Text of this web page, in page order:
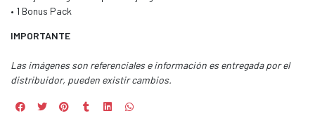
• 1 Bonus Pack
IMPORTANTE
Las imágenes son referenciales e información es entregada por el
distribuidor, pueden existir cambios.